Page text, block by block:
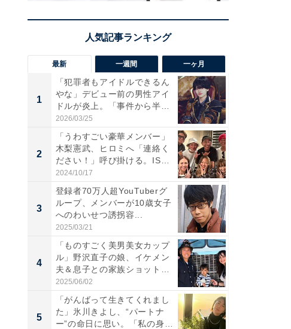
最新 一週間 一ヶ月
1
「犯罪者もアイドルできるん
やな」デビュー前の男性アイ
ドルが炎上。「事件から半年
も...
2026/03/25
2
「うわすごい豪華メンバー」
木梨憲武、ヒロミへ「連絡く
ださい！」呼び掛ける。IS
S...
2024/10/17
3
登録者70万人超YouTuberグ
ループ、メンバーが10歳女子
へのわいせつ誘拐容...
2025/03/21
4
「ものすごく美男美女カップ
ル」野沢直子の娘、イケメン
夫＆息子との家族ショット！
...
2025/06/02
5
「がんばって生きてくれまし
た」氷川きよし、“パートナ
ー”の命日に思い。「私の身